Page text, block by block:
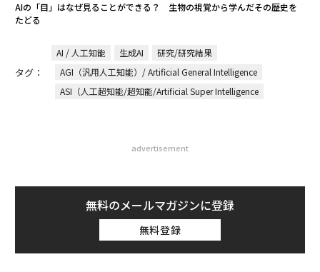
AIの「目」はなぜ見ることができる？ 生物の視覚から学んだその歴史を
たどる
タグ：
AI / 人工知能 生成AI
研究/研究結果
AGI（汎用人工知能）/ Artificial General Intelligence
ASI（人工超知能/超知能/Artificial Super Intelligence
advertisement
無料のメールマガジンに登録
無料登録